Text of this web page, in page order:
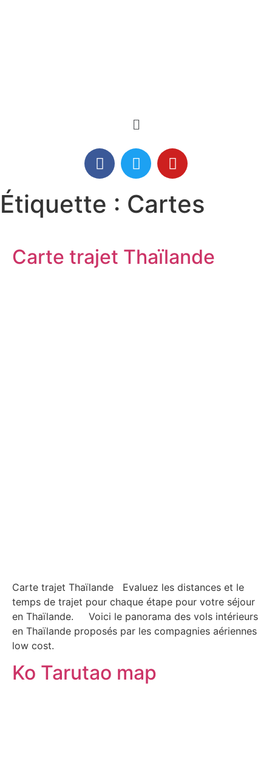
Étiquette : Cartes
Carte trajet Thaïlande
Carte trajet Thaïlande Evaluez les distances et le
temps de trajet pour chaque étape pour votre séjour
en Thaïlande. Voici le panorama des vols intérieurs
en Thaïlande proposés par les compagnies aériennes
low cost.
Ko Tarutao map